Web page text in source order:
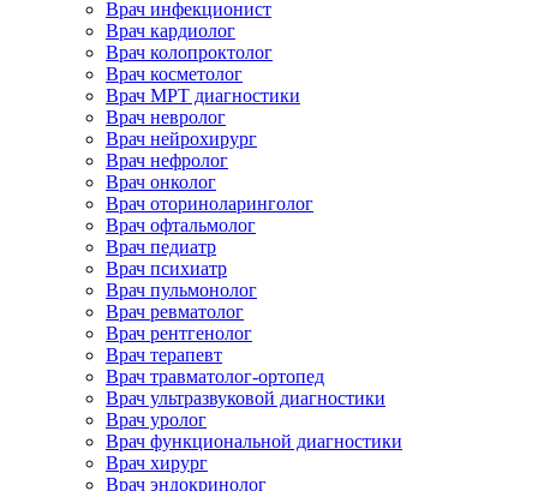
Врач инфекционист
Врач кардиолог
Врач колопроктолог
Врач косметолог
Врач МРТ диагностики
Врач невролог
Врач нейрохирург
Врач нефролог
Врач онколог
Врач оториноларинголог
Врач офтальмолог
Врач педиатр
Врач психиатр
Врач пульмонолог
Врач ревматолог
Врач рентгенолог
Врач терапевт
Врач травматолог-ортопед
Врач ультразвуковой диагностики
Врач уролог
Врач функциональной диагностики
Врач хирург
Врач эндокринолог